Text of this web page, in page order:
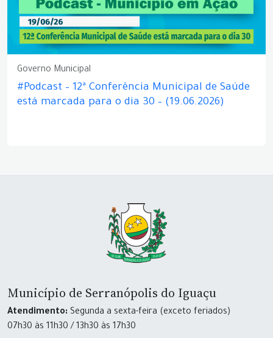
Governo Municipal
#Podcast – 12ª Conferência Municipal de Saúde
está marcada para o dia 30 – (19.06.2026)
Município de Serranópolis do Iguaçu
Atendimento: Segunda a sexta-feira (exceto feriados)
07h30 às 11h30 / 13h30 às 17h30